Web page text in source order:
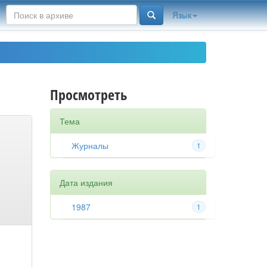
Язык
Просмотреть
Тема
1
Журналы
Дата издания
1
1987